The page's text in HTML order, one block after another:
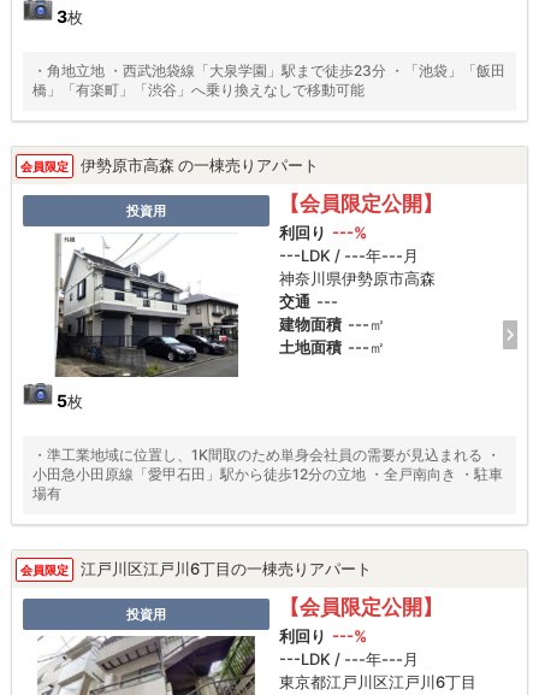
3枚
・角地立地 ・西武池袋線「大泉学園」駅まで徒歩23分 ・「池袋」「飯田
橋」「有楽町」「渋谷」へ乗り換えなしで移動可能
会員限定 伊勢原市高森 の一棟売りアパート
投資用
5枚
【会員限定公開】
利回り ---%
---LDK / ---年---月
神奈川県伊勢原市高森
交通 ---
建物面積 ---㎡
土地面積 ---㎡
・準工業地域に位置し、1K間取のため単身会社員の需要が見込まれる ・
小田急小田原線「愛甲石田」駅から徒歩12分の立地 ・全戸南向き ・駐車
場有
会員限定 江戸川区江戸川6丁目の一棟売りアパート
投資用 【会員限定公開】
利回り ---%
---LDK / ---年---月
東京都江戸川区江戸川6丁目